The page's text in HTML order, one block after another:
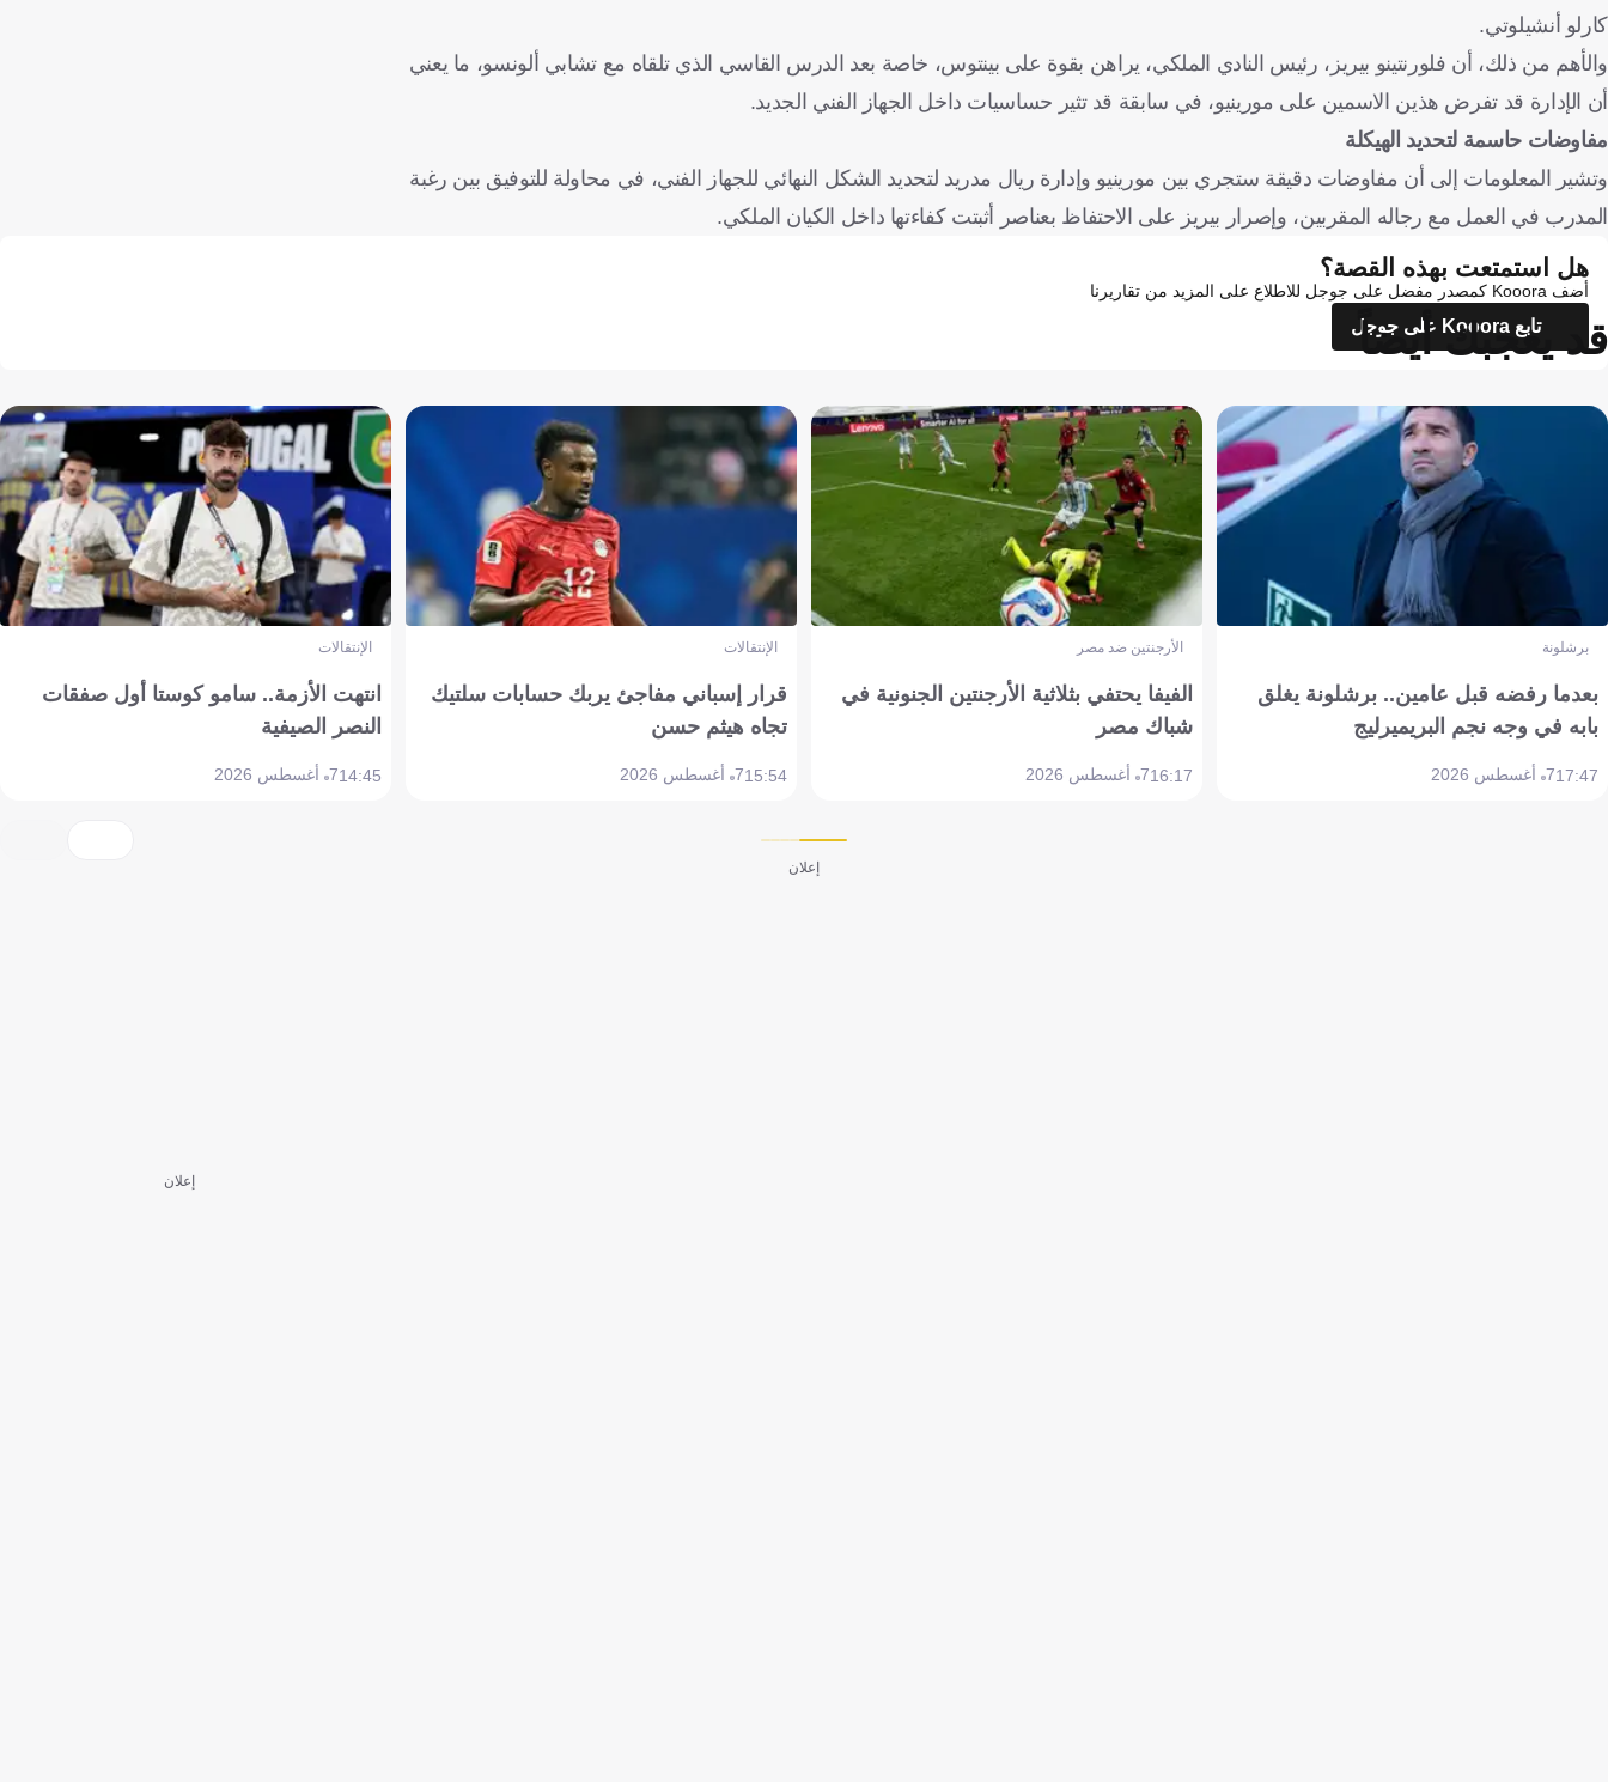
كارلو أنشيلوتي.
والأهم من ذلك، أن فلورنتينو بيريز، رئيس النادي الملكي، يراهن بقوة على بينتوس، خاصة بعد الدرس القاسي الذي تلقاه مع تشابي ألونسو، ما يعني
أن الإدارة قد تفرض هذين الاسمين على مورينيو، في سابقة قد تثير حساسيات داخل الجهاز الفني الجديد.
مفاوضات حاسمة لتحديد الهيكلة
وتشير المعلومات إلى أن مفاوضات دقيقة ستجري بين مورينيو وإدارة ريال مدريد لتحديد الشكل النهائي للجهاز الفني، في محاولة للتوفيق بين رغبة
المدرب في العمل مع رجاله المقربين، وإصرار بيريز على الاحتفاظ بعناصر أثبتت كفاءتها داخل الكيان الملكي.
هل استمتعت بهذه القصة؟
أضف Kooora كمصدر مفضل على جوجل للاطلاع على المزيد من تقاريرنا
تابع Kooora على جوجل
قد يعجبك أيضاً
برشلونة
بعدما رفضه قبل عامين.. برشلونة يغلق
بابه في وجه نجم البريميرليج
17:477 أغسطس 2026
الأرجنتين ضد مصر
الفيفا يحتفي بثلاثية الأرجنتين الجنونية في
شباك مصر
16:177 أغسطس 2026
الإنتقالات
قرار إسباني مفاجئ يربك حسابات سلتيك
تجاه هيثم حسن
15:547 أغسطس 2026
الإنتقالات
انتهت الأزمة.. سامو كوستا أول صفقات
النصر الصيفية
14:457 أغسطس 2026
إعلان
إعلان